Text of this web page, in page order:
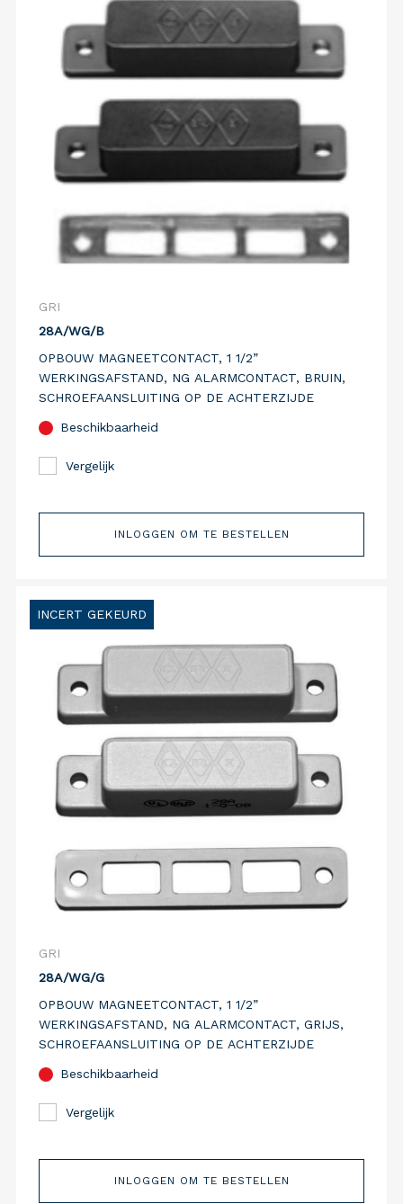
GRI
28A/WG/B
OPBOUW MAGNEETCONTACT, 1 1/2”
WERKINGSAFSTAND, NG ALARMCONTACT, BRUIN,
SCHROEFAANSLUITING OP DE ACHTERZIJDE
Beschikbaarheid
Vergelijk
INLOGGEN OM TE BESTELLEN
INCERT GEKEURD
GRI
28A/WG/G
OPBOUW MAGNEETCONTACT, 1 1/2”
WERKINGSAFSTAND, NG ALARMCONTACT, GRIJS,
SCHROEFAANSLUITING OP DE ACHTERZIJDE
Beschikbaarheid
Vergelijk
INLOGGEN OM TE BESTELLEN